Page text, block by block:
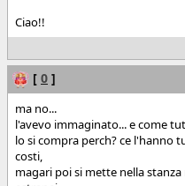
Ciao!!
[ 0 ]
ma no...
l'avevo immaginato... e come
lo si compra perch? ce l'hanno
costi,
magari poi si mette nella